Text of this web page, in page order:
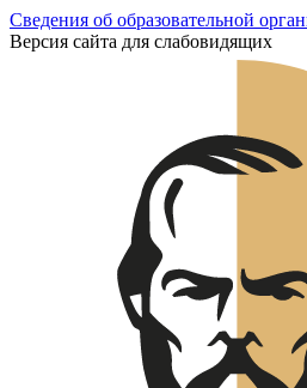
Сведения об образовательной
Версия сайта для слабовидящих